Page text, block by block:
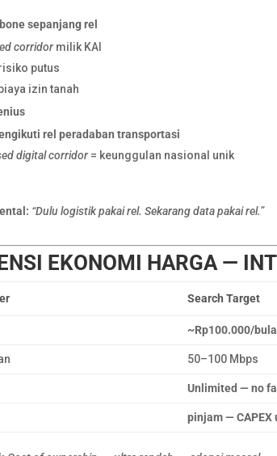
sepanjang rel
corridor milik KAI
putus
izin tanah
rel peradaban transportasi
digital corridor = keunggulan nasional unik
“Dulu logistik pakai rel. Sekarang data pakai rel.”
EKONOMI HARGA —
Search Target
~Rp100.000/
50–100 Mbps
Unlimited — no
pinjam — CAPEX